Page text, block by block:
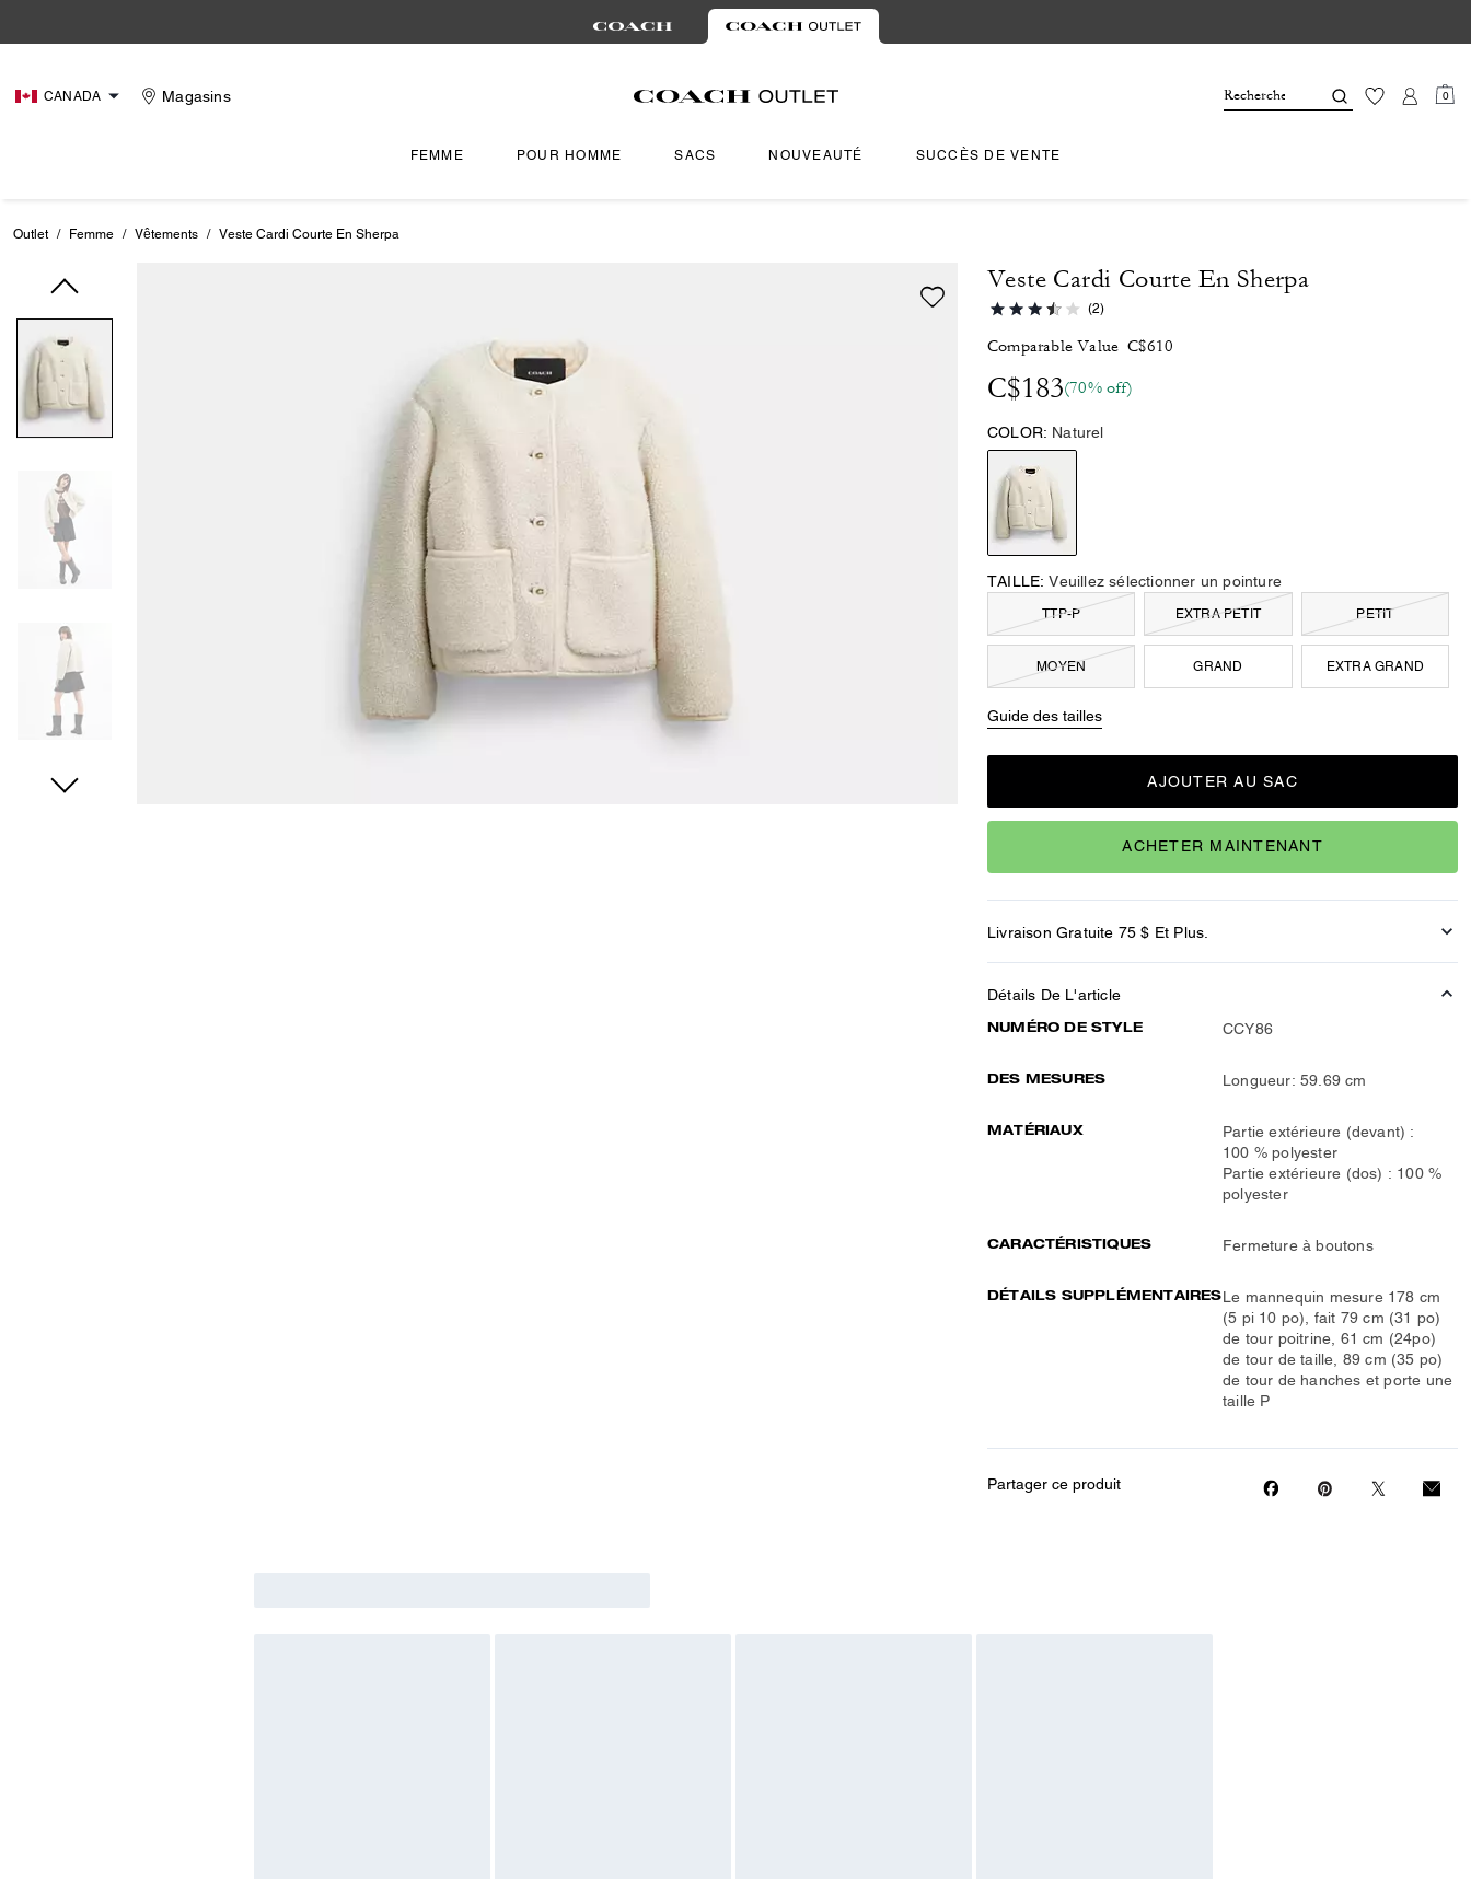
CANADA Magasins 0
FEMME POUR HOMME SACS NOUVEAUTÉ SUCCÈS DE VENTE
Outlet / Femme / Vêtements / Veste Cardi Courte En Sherpa
Veste Cardi Courte En Sherpa
(2)
Comparable Value C$610
C$183(70% off)
COLOR: Naturel
TAILLE: Veuillez sélectionner un pointure
TTP-P EXTRA PETIT PETIT
MOYEN GRAND EXTRA GRAND
Guide des tailles
AJOUTER AU SAC
ACHETER MAINTENANT
Livraison Gratuite 75 $ Et Plus.
Détails De L'article
NUMÉRO DE STYLE CCY86
DES MESURES Longueur: 59.69 cm
MATÉRIAUX
Partie extérieure (devant) :
100 % polyester
Partie extérieure (dos) : 100 %
polyester
CARACTÉRISTIQUES Fermeture à boutons
DÉTAILS SUPPLÉMENTAIRESLe mannequin mesure 178 cm
(5 pi 10 po), fait 79 cm (31 po)
de tour poitrine, 61 cm (24po)
de tour de taille, 89 cm (35 po)
de tour de hanches et porte une
taille P
Partager ce produit